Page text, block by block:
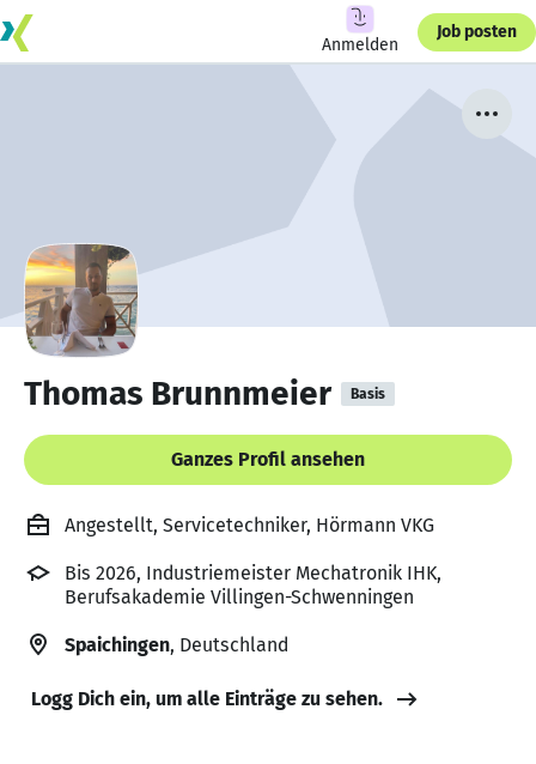
Anmelden
Job posten
Thomas Brunnmeier Basis
Ganzes Profil ansehen
Angestellt, Servicetechniker, Hörmann VKG
Bis 2026, Industriemeister Mechatronik IHK,
Berufsakademie Villingen-Schwenningen
Spaichingen, Deutschland
Logg Dich ein, um alle Einträge zu sehen.